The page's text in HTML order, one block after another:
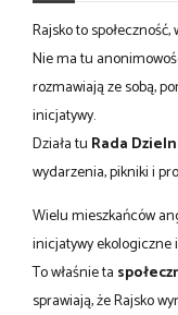
Rajsko to
Nie ma tu
rozmawiają ze sobą,
inicjatywy.
Działa tu Rada
wydarzenia, pikniki i
Wielu mieszkańców
inicjatywy
To właśnie ta
sprawiają, że Rajsko